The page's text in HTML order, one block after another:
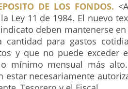
DE LOS FONDOS.
Ley 11 de 1984. El nuevo
deben mantenerse
cantidad para gastos
y que no puede exceder
mínimo mensual más
estar necesariamente